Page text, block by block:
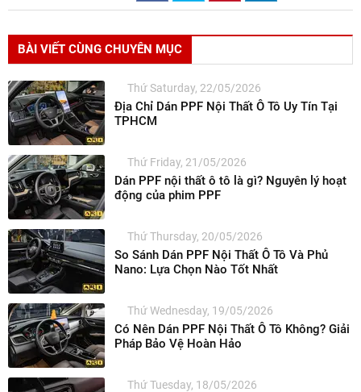
BÀI VIẾT CÙNG CHUYÊN MỤC
Thứ Saturday, 22/05/2026
Địa Chỉ Dán PPF Nội Thất Ô Tô Uy Tín Tại
TPHCM
Thứ Friday, 21/05/2026
Dán PPF nội thất ô tô là gì? Nguyên lý hoạt
động của phim PPF
Thứ Thursday, 20/05/2026
So Sánh Dán PPF Nội Thất Ô Tô Và Phủ
Nano: Lựa Chọn Nào Tốt Nhất
Thứ Wednesday, 19/05/2026
Có Nên Dán PPF Nội Thất Ô Tô Không? Giải
Pháp Bảo Vệ Hoàn Hảo
Thứ Tuesday, 18/05/2026